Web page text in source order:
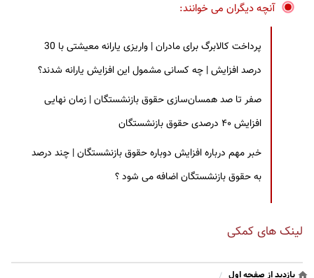
آنچه دیگران می خوانند:
پرداخت کالابرگ برای مادران | واریزی یارانه معیشتی با 30
درصد افزایش | چه کسانی مشمول این افزایش یارانه شدند؟
صفر تا صد همسان‌سازی حقوق بازنشستگان | زمان نهایی
افزایش ۴۰ درصدی حقوق بازنشستگان
خبر مهم درباره افزایش دوباره حقوق بازنشستگان | چند درصد
به حقوق بازنشستگان اضافه می شود ؟
لینک های کمکی
بازدید از صفحه اول